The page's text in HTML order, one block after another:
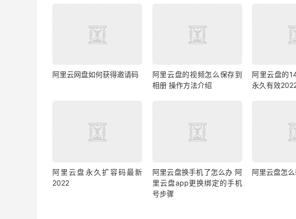
阿里云网盘如何获得邀请码
阿里云盘的视频怎么保存到
相册 操作方法介绍
阿里云盘的
永久有效
阿里云盘永久扩容码最新
2022
阿里云盘换手机了怎么办 阿
里云盘app更换绑定的手机
号步骤
阿里云盘怎